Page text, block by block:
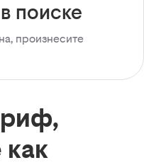
поиске
произнесите
как